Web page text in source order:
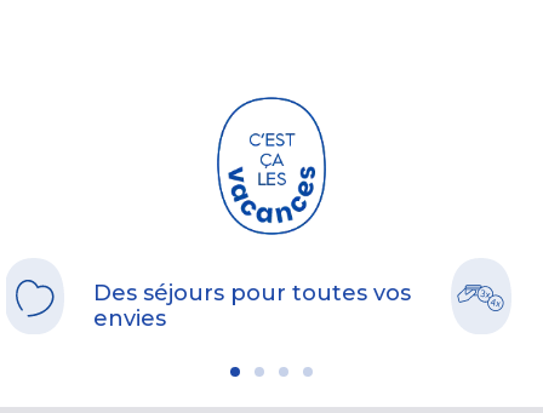
Des séjours pour toutes vos
envies